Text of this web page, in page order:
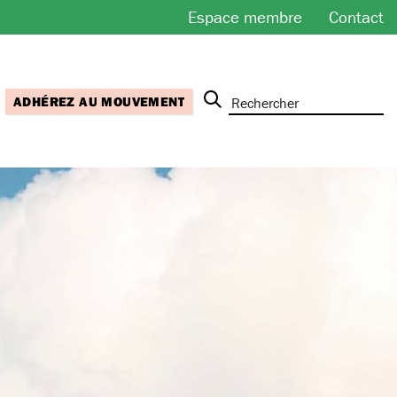
Espace membre Contact
ADHÉREZ AU MOUVEMENT